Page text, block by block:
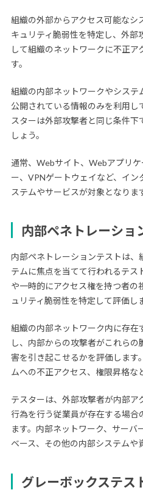
組織の外部からアクセス可能なシ
キュリティ脆弱性を特定し、外部
して組織のネットワークに不正ア
す。
組織の内部ネットワークやシステ
公開されている情報のみを利用し
スターは外部攻撃者と同じ条件
しょう。
通常、Webサイト、Webアプリ
ー、VPNゲートウェイなど、イ
ステムやサービスが対象となりま
内部ペネトレーショ
内部ペネトレーションテストは、
テムに焦点を当てて行われるテス
や一時的にアクセス権を持つ者の
ュリティ脆弱性を特定して評価し
組織の内部ネットワーク内に存在
し、内部からの攻撃者がこれら
害を引き起こせるかを評価します
ムへの不正アクセス、権限昇格な
テスターは、外部攻撃者が内部ア
行為を行う従業員が存在する場合
ます。内部ネットワーク、サーバ
ベース、その他の内部システムや
グレーボックステス